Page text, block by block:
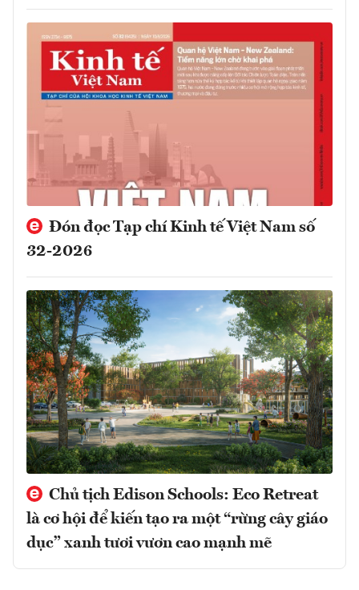
Đón đọc Tạp chí Kinh tế Việt Nam số
32-2026
Chủ tịch Edison Schools: Eco Retreat
là cơ hội để kiến tạo ra một “rừng cây giáo
dục” xanh tươi vươn cao mạnh mẽ